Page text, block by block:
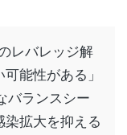
レバレッジ解
能性がある」
バランスシー
染拡大を抑える